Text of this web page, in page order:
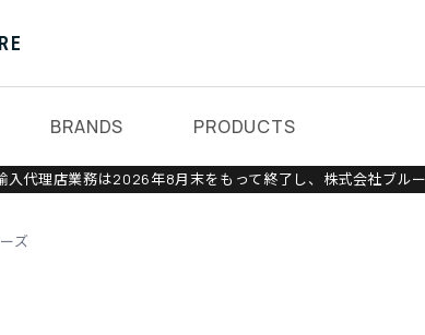
BRANDS PRODUCTS
入代理店業務は2026年8月末をもって終了し、株式会社ブルー
ズ